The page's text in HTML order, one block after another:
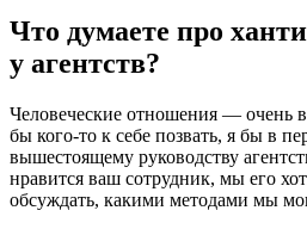
Что думаете про
у агентств?
Человеческие отношения — очень
бы кого-то к себе позвать, я бы в
вышестоящему руководству
нравится ваш сотрудник, мы его
обсуждать, какими методами мы